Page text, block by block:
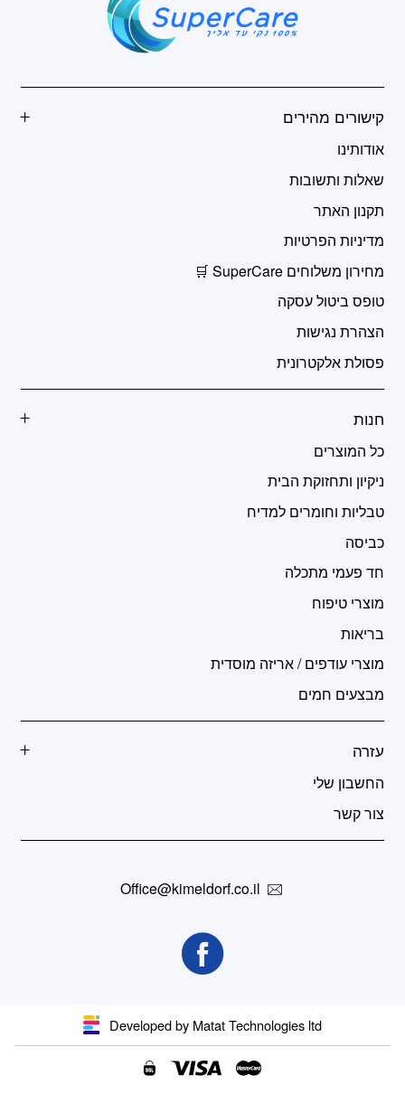
קישורים מהירים
אודותינו
שאלות ותשובות
תקנון האתר
מדיניות הפרטיות
מחירון משלוחים SuperCare 🛒
טופס ביטול עסקה
הצהרת נגישות
פסולת אלקטרונית
חנות
כל המוצרים
ניקיון ותחזוקת הבית
טבליות וחומרים למדיח
כביסה
חד פעמי מתכלה
מוצרי טיפוח
בריאות
מוצרי עודפים / אריזה מוסדית
מבצעים חמים
עזרה
החשבון שלי
צור קשר
Office@kimeldorf.co.il
Developed by Matat Technologies ltd